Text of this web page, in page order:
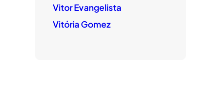
Vitor Evangelista
Vitória Gomez